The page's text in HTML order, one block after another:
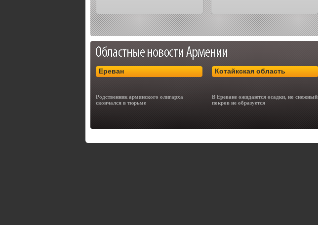
Ереван
Родственник армянского олигарха
скончался в тюрьме
Котайкская область
В Ереване ожидаются осадки, но снежный
покров не образуется